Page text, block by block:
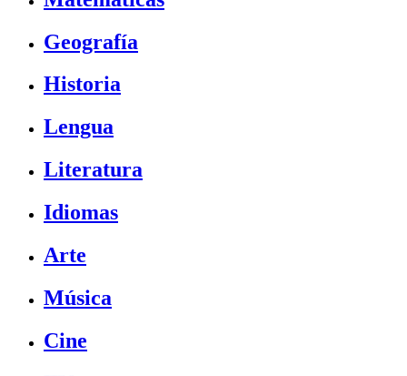
Geografía
Historia
Lengua
Literatura
Idiomas
Arte
Música
Cine